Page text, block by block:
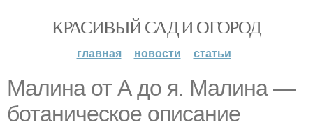
КРАСИВЫЙ САД И ОГОРОД
главная новости статьи
Малина от А до я. Малина —
ботаническое описание